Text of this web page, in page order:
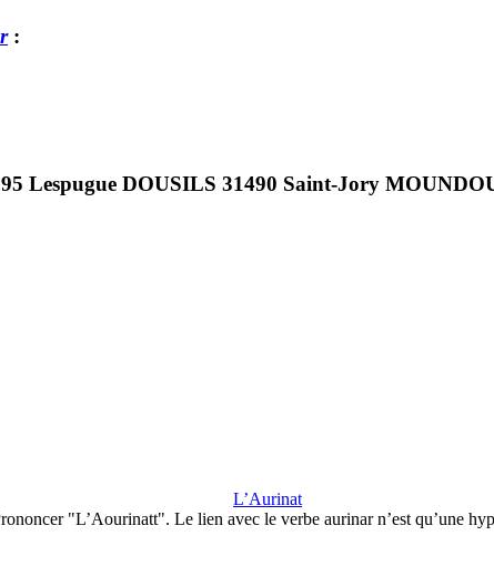
:
Lespugue DOUSILS 31490 Saint-Jory
L’Aurinat
"L’Aourinatt". Le lien avec le verbe aurinar n’est qu’une